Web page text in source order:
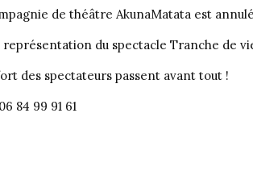
de théâtre AkunaMatata est
du spectacle Tranche de
des spectateurs passent avant tout !
84 99 91 61